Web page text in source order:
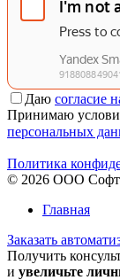
Даю согласие
Принимаю
персональных
Политика
© 2026 ООО
Главная
Заказать
Получить
и увеличьте